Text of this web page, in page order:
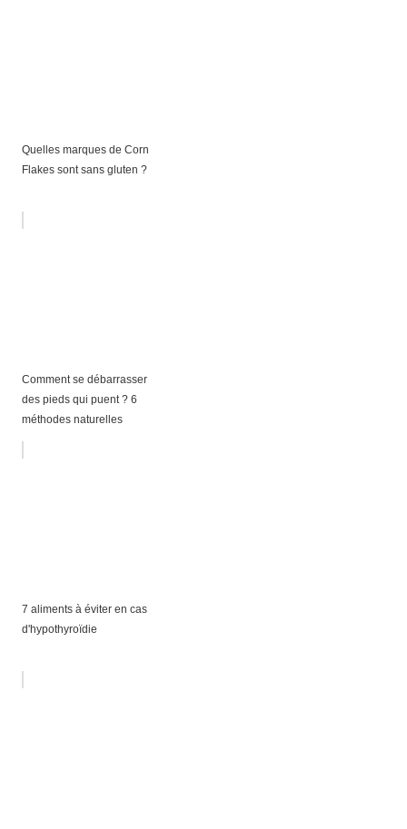
Quelles marques de Corn
Flakes sont sans gluten ?
Comment se débarrasser
des pieds qui puent ? 6
méthodes naturelles
7 aliments à éviter en cas
d'hypothyroïdie